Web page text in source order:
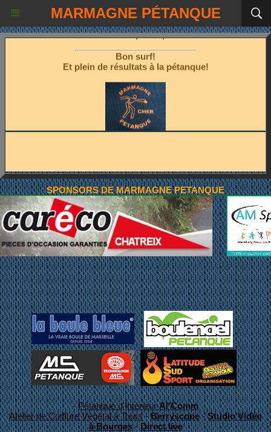
MARMAGNE PÉTANQUE
Les fêtes étant terminées!
Et plein de résultats à la pétanque!
SPONSORS DE MARMAGNE PETANQUE
-Pétanque d'IntérieurAl'Comm
Atelier de Coiffure Végétal à Tours-Berryscope-Studio Vidéo
à Bourges-Direct live